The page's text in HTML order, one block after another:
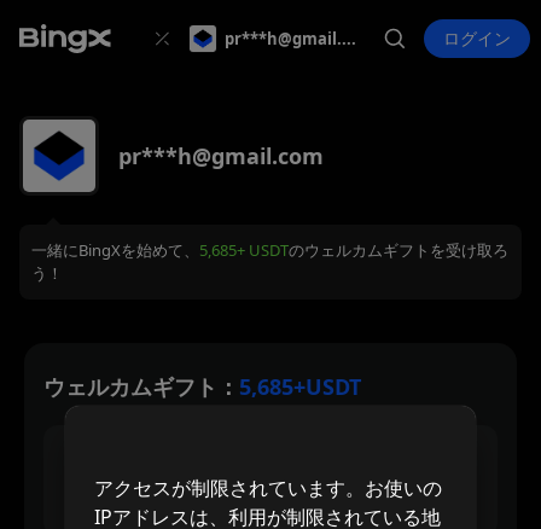
ログイン
pr***h@gmail.com
一緒にBingXを始めて、 5,685+ USDTのウェルカムギフトを受け取ろ
う！
ウェルカムギフト： 5,685+USDT
最大新規登録報酬
アクセスが制限されています。お使いの
IPアドレスは、利用が制限されている地